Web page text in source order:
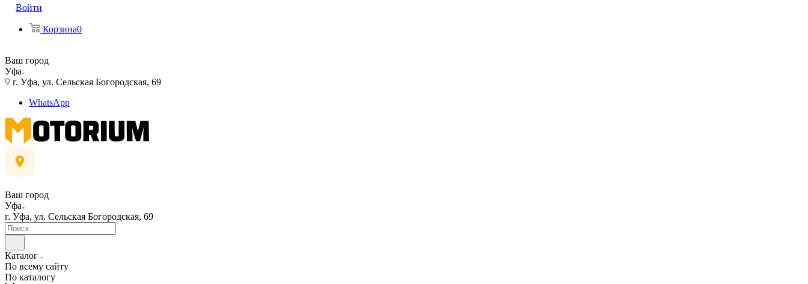
Войти
Корзина0
Ваш город
Уфа
г. Уфа, ул. Сельская Богородская, 69
WhatsApp
Ваш город
Уфа
г. Уфа, ул. Сельская Богородская, 69
Каталог
По всему сайту
По каталогу